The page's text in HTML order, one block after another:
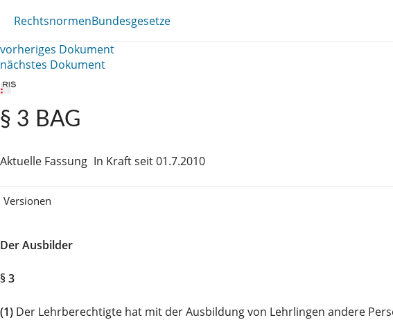
RechtsnormenBundesgesetze
vorheriges Dokument
nächstes Dokument
§ 3 BAG
Aktuelle Fassung In Kraft seit 01.7.2010
Versionen
Der Ausbilder
§ 3
(1) Der Lehrberechtigte hat mit der Ausbildung von Lehrlingen andere